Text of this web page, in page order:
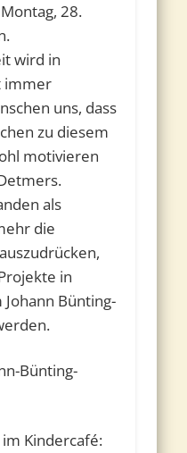
28.
wird in
immer
uns, dass
zu diesem
motivieren
als
die
in
Bünting-
Bünting-
Kindercafé: